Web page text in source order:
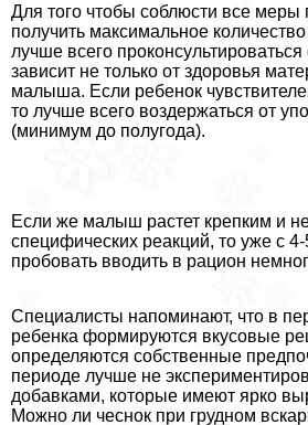
Для того чтобы соблюсти все меры
получить максимальное
лучше всего
зависит не только от здоровья
малыша. Если ребенок
то лучше всего воздержаться от
(минимум до полугода).
Если же малыш растет крепким и
специфических реакций, то уже с
пробовать вводить в рацион
Специалисты напоминают, что в
ребенка формируются вкусовые
определяются собственные
периоде лучше не
добавками, которые имеют ярко
Можно ли чеснок при грудном